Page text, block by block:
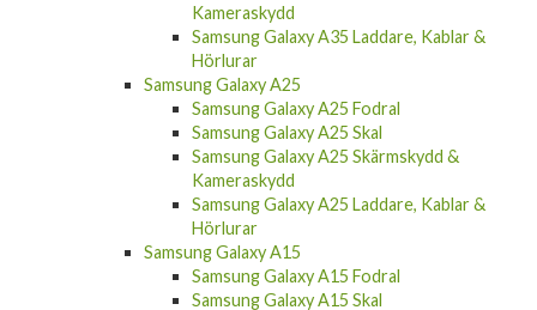
Kameraskydd
Samsung Galaxy A35 Laddare, Kablar &
Hörlurar
Samsung Galaxy A25
Samsung Galaxy A25 Fodral
Samsung Galaxy A25 Skal
Samsung Galaxy A25 Skärmskydd &
Kameraskydd
Samsung Galaxy A25 Laddare, Kablar &
Hörlurar
Samsung Galaxy A15
Samsung Galaxy A15 Fodral
Samsung Galaxy A15 Skal